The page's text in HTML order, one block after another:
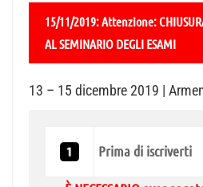
15/11/2019: Attenzione:
AL SEMINARIO DEGLI ESAMI
13 – 15 dicembre 2019 |
Prima di iscriverti